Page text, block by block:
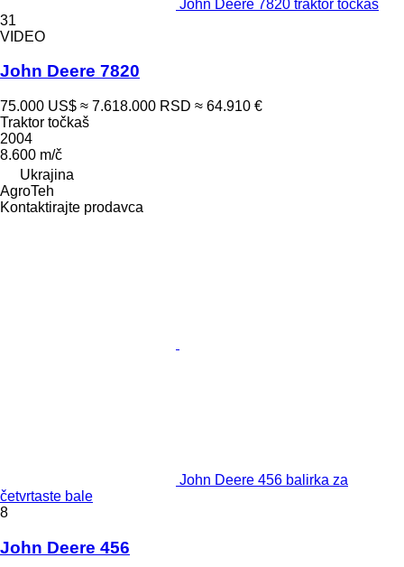
John Deere 7820 traktor točkaš
31
VIDEO
John Deere 7820
75.000 US$ ≈ 7.618.000 RSD ≈ 64.910 €
Traktor točkaš
2004
8.600 m/č
Ukrajina
AgroTeh
Kontaktirajte prodavca
John Deere 456 balirka za
četvrtaste bale
8
John Deere 456